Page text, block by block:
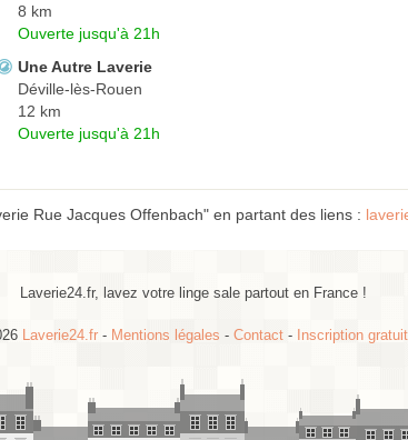
8 km
Ouverte jusqu'à 21h
Une Autre Laverie
Déville-lès-Rouen
12 km
Ouverte jusqu'à 21h
Rue Jacques Offenbach" en partant des liens :
Laverie24.fr, lavez votre linge sale partout en France !
Laverie24.fr - Mentions légales - Contact - Inscription